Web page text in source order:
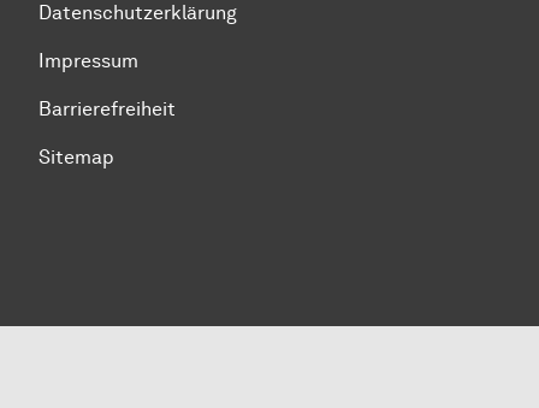
Datenschutzerklärung
Impressum
Barrierefreiheit
Sitemap